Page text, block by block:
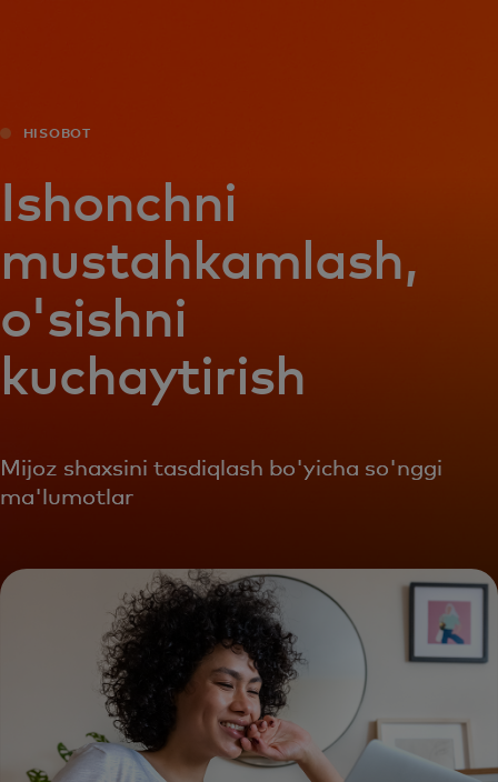
Butun dunyo uchun
Innovatorlar uchun
Yangiliklar va trendlar
HISOBOT
Ishonchni
mustahkamlash,
o'sishni
kuchaytirish
Mijoz shaxsini tasdiqlash bo'yicha so'nggi
ma'lumotlar